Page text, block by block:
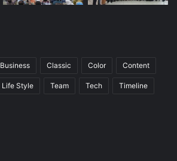
Business Classic Color Content
Life Style Team Tech Timeline